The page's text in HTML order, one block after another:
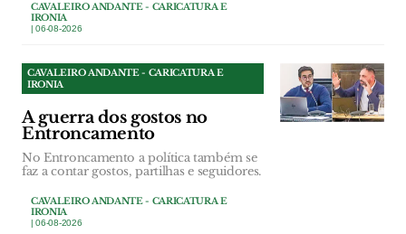
CAVALEIRO ANDANTE - CARICATURA E
IRONIA
| 06-08-2026
CAVALEIRO ANDANTE - CARICATURA E
IRONIA
A guerra dos gostos no
Entroncamento
No Entroncamento a política também se
faz a contar gostos, partilhas e seguidores.
CAVALEIRO ANDANTE - CARICATURA E
IRONIA
| 06-08-2026